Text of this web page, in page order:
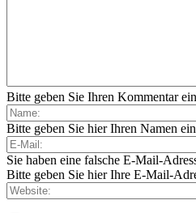
Bitte geben Sie Ihren Kommentar
Bitte geben Sie hier Ihren Namen ein
Sie haben eine falsche E-Mail-
Bitte geben Sie hier Ihre E-Mail-